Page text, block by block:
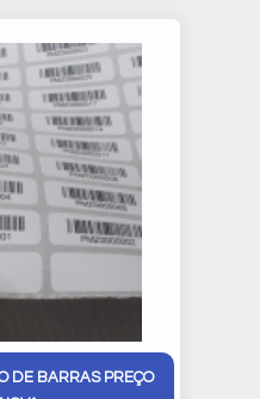
DE BARRAS PREÇO